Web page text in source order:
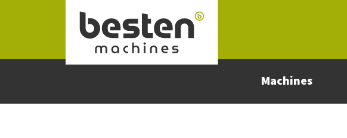
Naar hoofdinhoud
Machines